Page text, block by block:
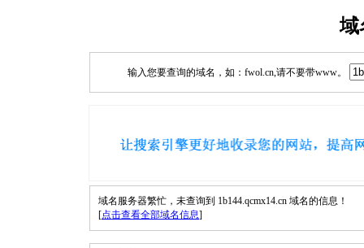
域
输入您要查询的域名，如：fwol.cn,请不要带www。
域名服务器繁忙，未查询到 1b144.qcmx14.cn 域名的信息！
[点击查看全部域名信息]